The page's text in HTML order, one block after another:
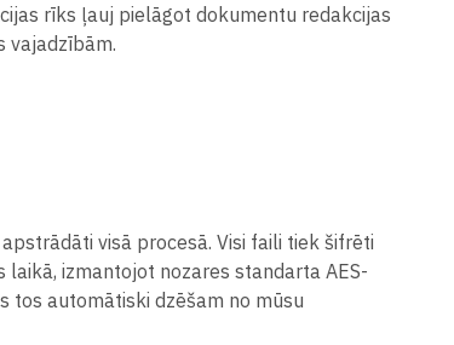
rīks ļauj pielāgot dokumentu redakcijas
vajadzībām.
visā procesā. Visi faili tiek šifrēti
izmantojot nozares standarta AES-
tos automātiski dzēšam no mūsu